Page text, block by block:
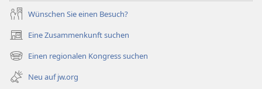
Wünschen Sie einen Besuch?
Eine Zusammenkunft suchen
(öffnet
neues
Fenster)
Einen regionalen Kongress suchen
(öffnet
neues
Fenster)
Neu auf jw.org